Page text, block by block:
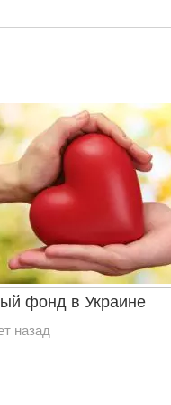
фонд в Украине
назад